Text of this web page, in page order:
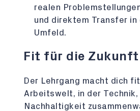
realen
und direktem Transfer in
Umfeld.
Fit für die Zukunft
Der Lehrgang macht dich
Arbeitswelt, in der Technik,
Nachhaltigkeit